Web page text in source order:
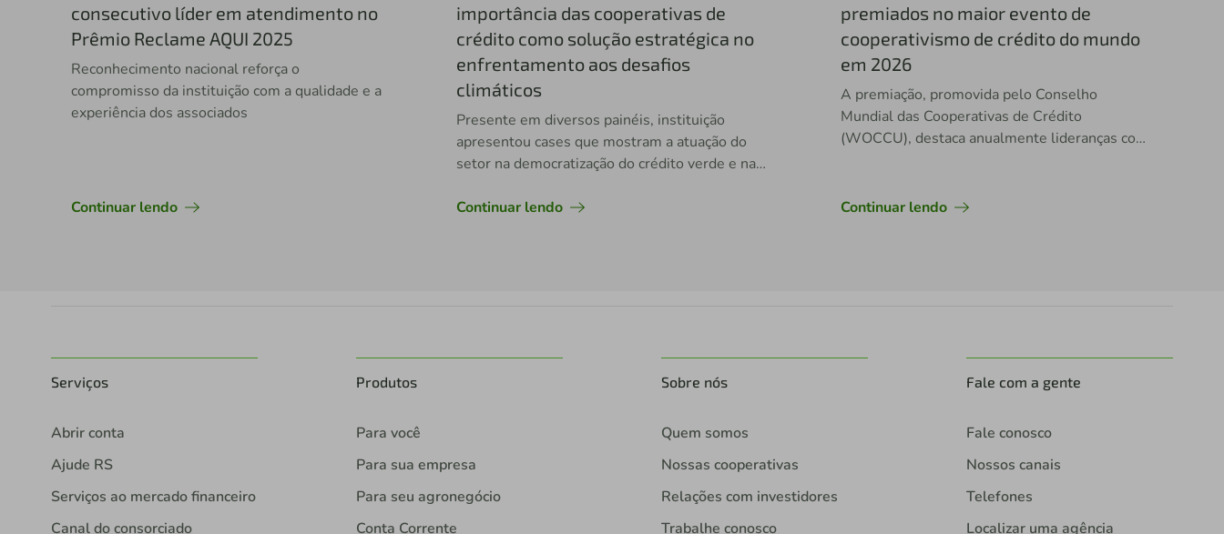
consecutivo líder em atendimento no
Prêmio Reclame AQUI 2025
Reconhecimento nacional reforça o
compromisso da instituição com a qualidade e a
experiência dos associados
Continuar lendo
importância das cooperativas de
crédito como solução estratégica no
enfrentamento aos desafios
climáticos
Presente em diversos painéis, instituição
apresentou cases que mostram a atuação do
setor na democratização do crédito verde e na
Continuar lendo
premiados no maior evento de
cooperativismo de crédito do mundo
em 2026
A premiação, promovida pelo Conselho
Mundial das Cooperativas de Crédito
(WOCCU), destaca anualmente lideranças com
Continuar lendo
Serviços
Abrir conta
Ajude RS
Serviços ao mercado financeiro
Canal do consorciado
Produtos
Para você
Para sua empresa
Para seu agronegócio
Conta Corrente
Sobre nós
Quem somos
Nossas cooperativas
Relações com investidores
Trabalhe conosco
Fale com a gente
Fale conosco
Nossos canais
Telefones
Localizar uma agência